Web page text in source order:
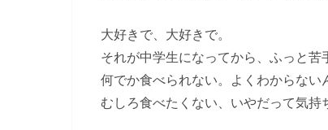
大好きで、大好きで。
それが中学生になってから、ふっと苦
何でか食べられない。よくわからない
むしろ食べたくない、いやだって気持